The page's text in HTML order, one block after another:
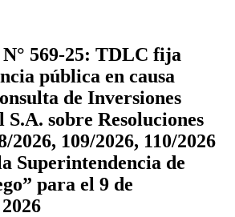
569-25: TDLC fija
pública en causa
de Inversiones
sobre Resoluciones
2026, 109/2026, 110/2026
Superintendencia de
para el 9 de